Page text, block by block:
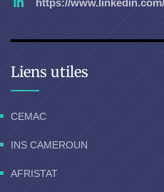
https://
Liens utiles
CEMAC
INS CAMEROUN
AFRISTAT